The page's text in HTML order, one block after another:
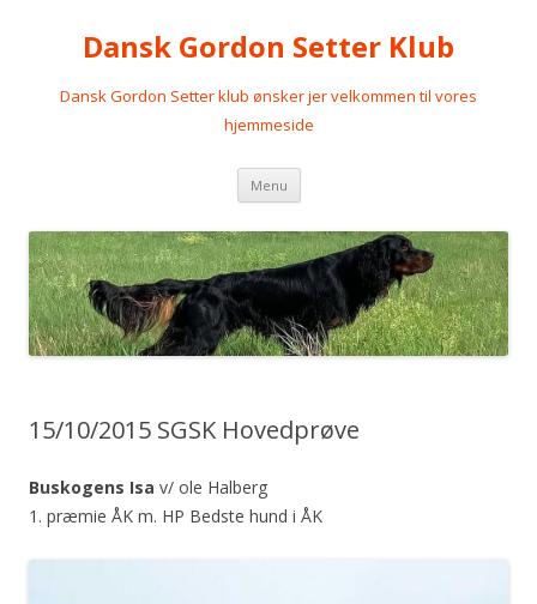
Dansk Gordon Setter Klub
Dansk Gordon Setter klub ønsker jer velkommen til vores
hjemmeside
Menu Videre
indhold
15/10/2015 SGSK Hovedprøve
Buskogens Isa v/ ole Halberg
1. præmie ÅK m. HP Bedste hund i ÅK